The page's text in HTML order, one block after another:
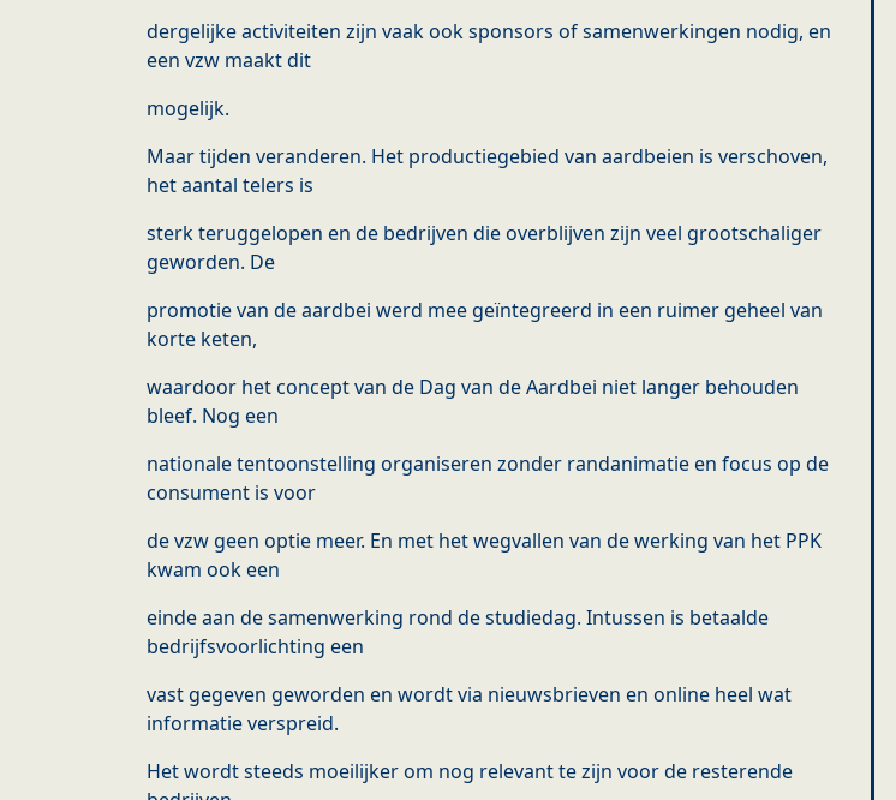
dergelijke activiteiten zijn vaak ook sponsors of samenwerkingen nodig, en
een vzw maakt dit
mogelijk.
Maar tijden veranderen. Het productiegebied van aardbeien is verschoven,
het aantal telers is
sterk teruggelopen en de bedrijven die overblijven zijn veel grootschaliger
geworden. De
promotie van de aardbei werd mee geïntegreerd in een ruimer geheel van
korte keten,
waardoor het concept van de Dag van de Aardbei niet langer behouden
bleef. Nog een
nationale tentoonstelling organiseren zonder randanimatie en focus op de
consument is voor
de vzw geen optie meer. En met het wegvallen van de werking van het PPK
kwam ook een
einde aan de samenwerking rond de studiedag. Intussen is betaalde
bedrijfsvoorlichting een
vast gegeven geworden en wordt via nieuwsbrieven en online heel wat
informatie verspreid.
Het wordt steeds moeilijker om nog relevant te zijn voor de resterende